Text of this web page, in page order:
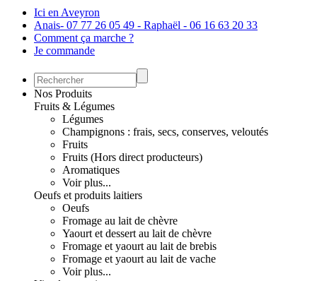
Ici en Aveyron
Anais- 07 77 26 05 49 - Raphaël - 06 16 63 20 33
Comment ça marche ?
Je commande
Nos Produits
Fruits & Légumes
Légumes
Champignons : frais, secs, conserves, veloutés
Fruits
Fruits (Hors direct producteurs)
Aromatiques
Voir plus...
Oeufs et produits laitiers
Oeufs
Fromage au lait de chèvre
Yaourt et dessert au lait de chèvre
Fromage et yaourt au lait de brebis
Fromage et yaourt au lait de vache
Voir plus...